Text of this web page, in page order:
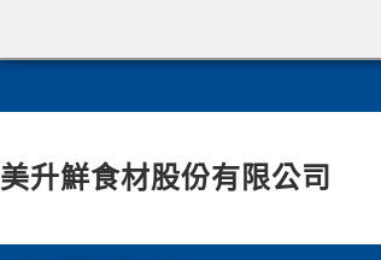
美升鮮食材股份有限公司